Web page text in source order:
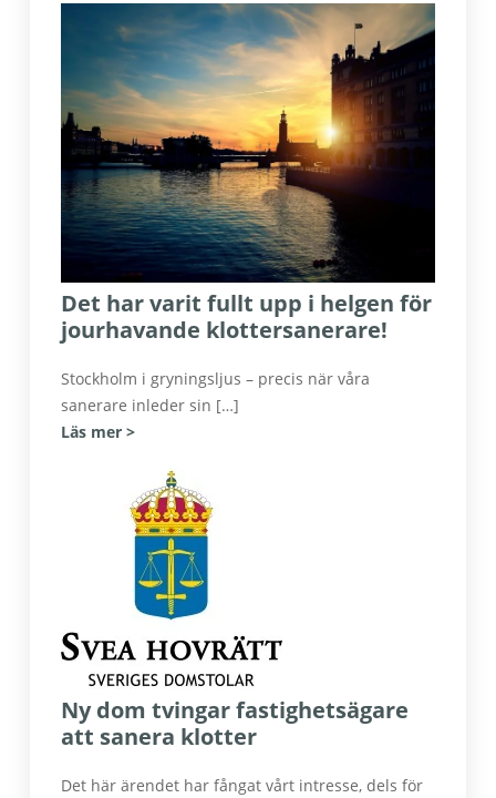
Det har varit fullt upp i helgen för
jourhavande klottersanerare!
Stockholm i gryningsljus – precis när våra
sanerare inleder sin […]
Läs mer >
Ny dom tvingar fastighetsägare
att sanera klotter
Det här ärendet har fångat vårt intresse, dels för